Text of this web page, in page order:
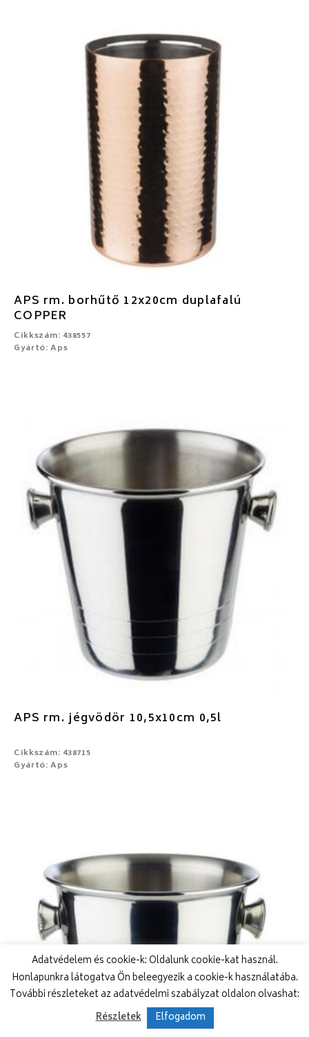
APS rm. borhűtő 12x20cm duplafalú
COPPER
Cikkszám: 438557
Gyártó: Aps
APS rm. jégvödör 10,5x10cm 0,5l
Cikkszám: 438715
Gyártó: Aps
Adatvédelem és cookie-k: Oldalunk cookie-kat használ.
Honlapunkra látogatva Ön beleegyezik a cookie-k használatába.
További részleteket az adatvédelmi szabályzat oldalon olvashat:
Részletek
Elfogadom